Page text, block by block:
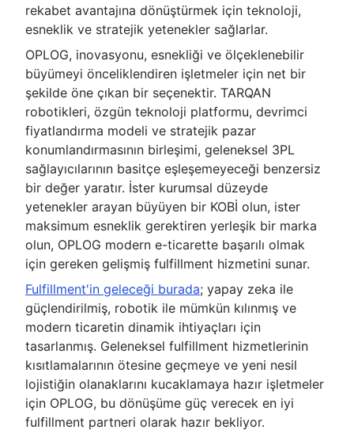
rekabet avantajına dönüştürmek için teknoloji,
esneklik ve stratejik yetenekler sağlarlar.
OPLOG, inovasyonu, esnekliği ve ölçeklenebilir
büyümeyi önceliklendiren işletmeler için net bir
şekilde öne çıkan bir seçenektir. TARQAN
robotikleri, özgün teknoloji platformu, devrimci
fiyatlandırma modeli ve stratejik pazar
konumlandırmasının birleşimi, geleneksel 3PL
sağlayıcılarının basitçe eşleşemeyeceği benzersiz
bir değer yaratır. İster kurumsal düzeyde
yetenekler arayan büyüyen bir KOBİ olun, ister
maksimum esneklik gerektiren yerleşik bir marka
olun, OPLOG modern e-ticarette başarılı olmak
için gereken gelişmiş fulfillment hizmetini sunar.
Fulfillment'in geleceği burada; yapay zeka ile
güçlendirilmiş, robotik ile mümkün kılınmış ve
modern ticaretin dinamik ihtiyaçları için
tasarlanmış. Geleneksel fulfillment hizmetlerinin
kısıtlamalarının ötesine geçmeye ve yeni nesil
lojistiğin olanaklarını kucaklamaya hazır işletmeler
için OPLOG, bu dönüşüme güç verecek en iyi
fulfillment partneri olarak hazır bekliyor.